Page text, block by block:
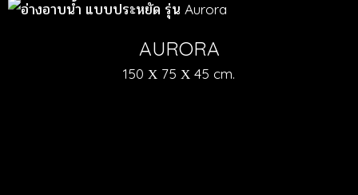
AURORA
150 Χ 75 Χ 45 cm.